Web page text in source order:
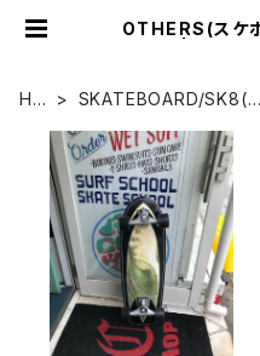
OTHERS(スケ
HO
SKATEBOARD/SK8(ス